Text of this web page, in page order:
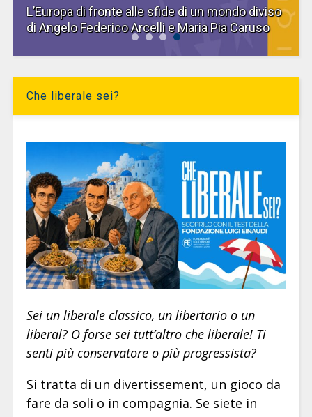
L’Europa di fronte alle sfide di un mondo diviso
di Angelo Federico Arcelli e Maria Pia Caruso
Che liberale sei?
Sei un liberale classico, un libertario o un
liberal? O forse sei tutt’altro che liberale! Ti
senti più conservatore o più progressista?
Si tratta di un divertissement, un gioco da
fare da soli o in compagnia. Se siete in